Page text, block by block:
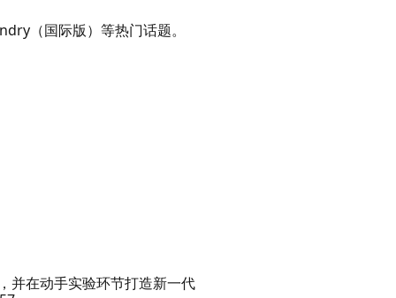
（国际版）等热门话题。
并在动手实验环节打造新一代